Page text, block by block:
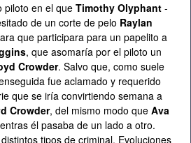
piloto en el que Timothy Olyphant -
de un corte de pelo Raylan
que participara para un papelito a
, que asomaría por el piloto un
Crowder. Salvo que, como suele
fue aclamado y requerido
que se iría convirtiendo semana a
Crowder, del mismo modo que Ava
él pasaba de un lado a otro.
tipos de criminal. Evoluciones